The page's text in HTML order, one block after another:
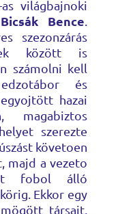
világbajnoki
Bicsák Bence.
szezonzárás
között is
számolni kell
és
hazai
magabiztos
szerezte
követoen
majd a vezeto
fobol álló
Ekkor egy
társait,